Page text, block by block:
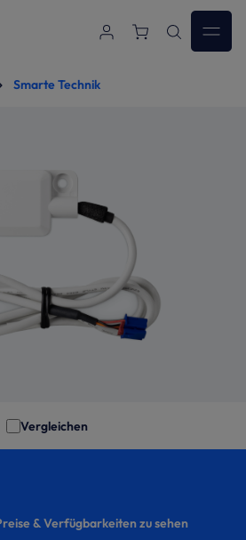
Smarte Technik
Vergleichen
& Verfügbarkeiten zu sehen